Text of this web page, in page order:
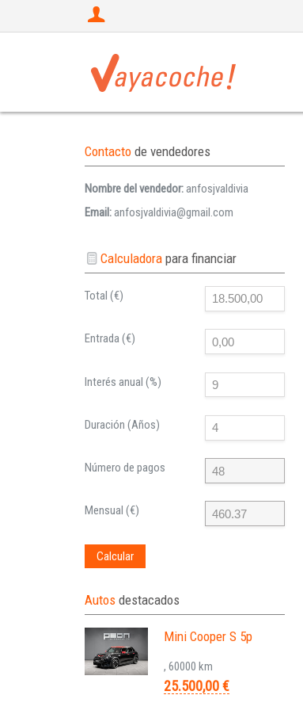
Contacto de vendedores
Nombre del vendedor:anfosjvaldivia
Email:anfosjvaldivia@gmail.com
Calculadorapara financiar
Total (€)
Entrada (€)
Interés anual (%)
Duración (Años)
Número de pagos
Mensual (€)
Calcular
Autos destacados
Mini Cooper S 5p
, 60000 km
25.500,00 €